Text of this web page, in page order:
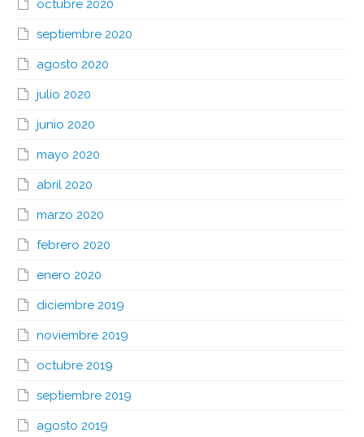
octubre 2020
septiembre 2020
agosto 2020
julio 2020
junio 2020
mayo 2020
abril 2020
marzo 2020
febrero 2020
enero 2020
diciembre 2019
noviembre 2019
octubre 2019
septiembre 2019
agosto 2019